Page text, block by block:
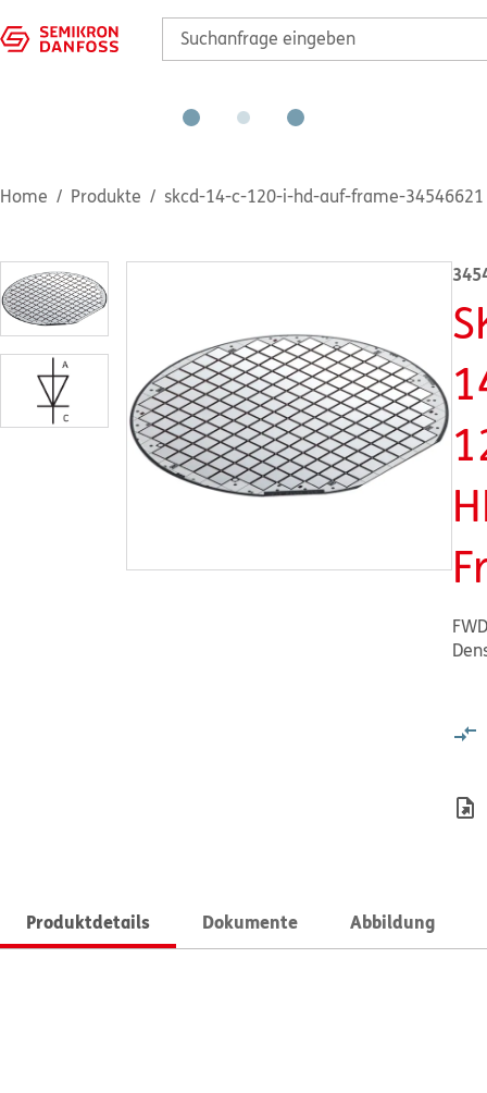
Home Produkte skcd-14-c-120-i-hd-auf-frame-34546621
Produktdetails Dokumente Abbildung